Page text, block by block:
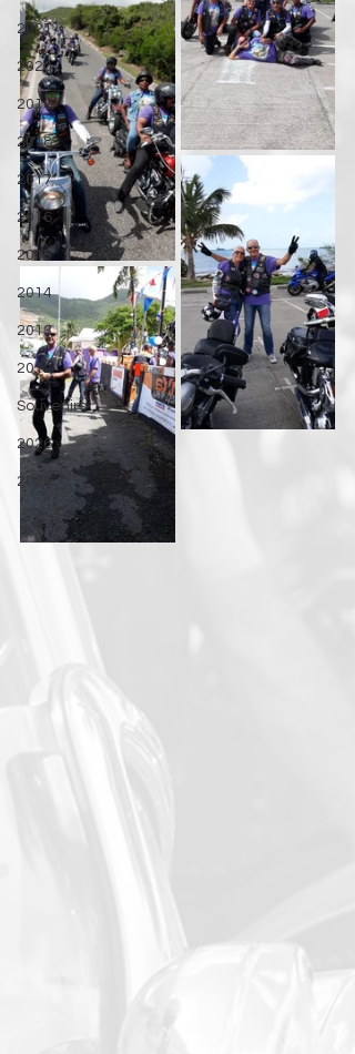
2021
2020
2019
2018
2017
2016
2015
2014
2013
2012
Souvenirs
2026
2026